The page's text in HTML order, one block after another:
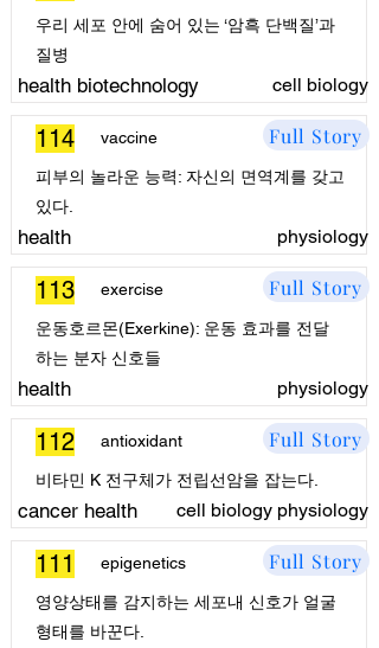
우리 세포 안에 숨어 있는 ‘암흑 단백질’과
질병
health biotechnology cell biology
114 Full Story
vaccine
피부의 놀라운 능력: 자신의 면역계를 갖고
있다.
health physiology
113 Full Story
exercise
운동호르몬(Exerkine): 운동 효과를 전달
하는 분자 신호들
health physiology
112 Full Story
antioxidant
비타민 K 전구체가 전립선암을 잡는다.
cancer health cell biology physiology
111 Full Story
epigenetics
영양상태를 감지하는 세포내 신호가 얼굴
형태를 바꾼다.